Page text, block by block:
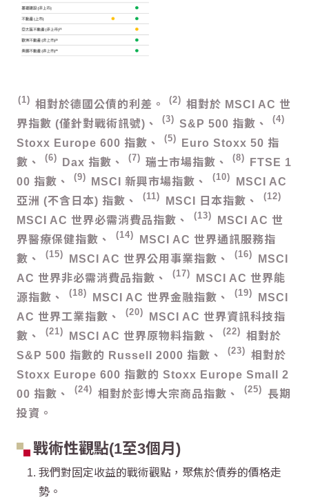
1 相對於德國公債的利差。 2
相對於 MSCI AC 世
界指數 (僅針對戰術訊號)、
3 S&P 500 指數、 4
Stoxx Europe 600 指數、 5
Euro Stoxx 50 指
數、
6 Dax 指數、 7 瑞士市場指數、 8
FTSE 1
00 指數、
9 MSCI 新興市場指數、 10
MSCI AC
亞洲 (不含日本) 指數、
11 MSCI 日本指數、 12
MSCI AC 世界必需消費品指數、 13
MSCI AC 世
界醫療保健指數、
14
MSCI AC 世界通訊服務指
數、
15 MSCI AC 世界公用事業指數、 16
MSCI
AC 世界非必需消費品指數、
17
MSCI AC 世界能
源指數、
18 MSCI AC 世界金融指數、 19
MSCI
AC 世界工業指數、
20
MSCI AC 世界資訊科技指
數、
21 MSCI AC 世界原物料指數、 22
相對於
S&P 500 指數的 Russell 2000 指數、
23
相對於
Stoxx Europe 600 指數的 Stoxx Europe Small 2
00 指數、
24 相對於彭博大宗商品指數、 25
長期
投資。
戰術性觀點(1至3個月)
我們對固定收益的戰術觀點，聚焦於債券的價格走
勢。